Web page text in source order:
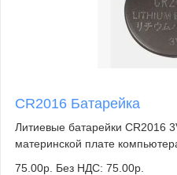
CR2016 Батарейка
Литиевые батарейки CR2016
материнской плате
75.00р. Без НДС: 75.00р.